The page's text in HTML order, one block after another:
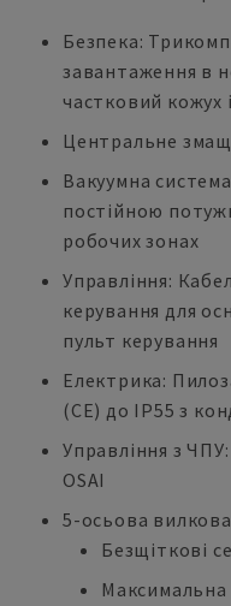
Безпека:
завантаження в
частковий кожух
Центральне
Вакуумна
постійною
робочих зонах
Управління:
керування для
пульт керування
Електрика:
(CE) до IP55 з
Управління з
OSAI
5-осьова
Безщіткові
Максимальна